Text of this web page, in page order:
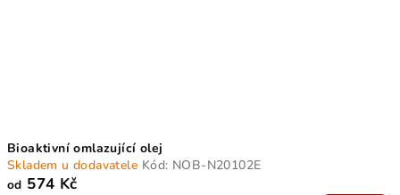
Bioaktivní omlazující olej
Skladem u dodavatele Kód: NOB-N20102E
od 574 Kč